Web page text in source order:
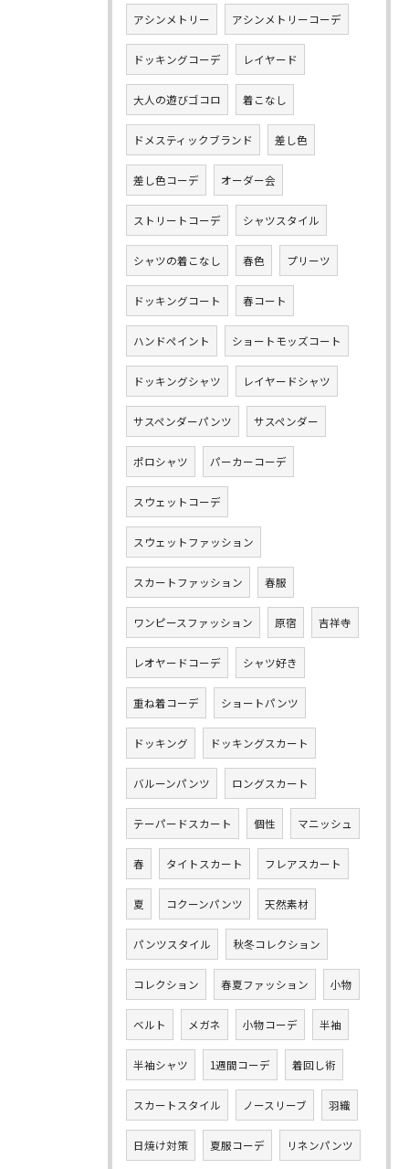
アシンメトリー アシンメトリーコーデ
ドッキングコーデ レイヤード
大人の遊びゴコロ 着こなし
ドメスティックブランド 差し色
差し色コーデ オーダー会
ストリートコーデ シャツスタイル
シャツの着こなし 春色 プリーツ
ドッキングコート 春コート
ハンドペイント ショートモッズコート
ドッキングシャツ レイヤードシャツ
サスペンダーパンツ サスペンダー
ポロシャツ パーカーコーデ
スウェットコーデ
スウェットファッション
スカートファッション 春服
ワンピースファッション 原宿 吉祥寺
レオヤードコーデ シャツ好き
重ね着コーデ ショートパンツ
ドッキング ドッキングスカート
バルーンパンツ ロングスカート
テーパードスカート 個性 マニッシュ
春 タイトスカート フレアスカート
夏 コクーンパンツ 天然素材
パンツスタイル 秋冬コレクション
コレクション 春夏ファッション 小物
ベルト メガネ 小物コーデ 半袖
半袖シャツ 1週間コーデ 着回し術
スカートスタイル ノースリーブ 羽織
日焼け対策 夏服コーデ リネンパンツ